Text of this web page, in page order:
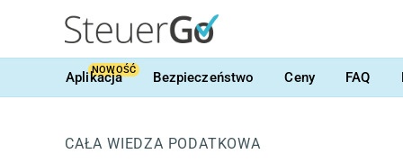
Aplikacja
NOWOŚĆ Bezpieczeństwo Ceny FAQ
CAŁA WIEDZA PODATKOWA